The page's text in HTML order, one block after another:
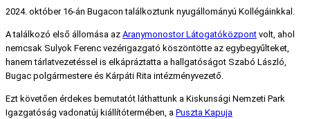
2024. október 16-án Bugacon találkoztunk nyugállományú Kollégáinkkal.
A találkozó első állomása az Aranymonostor Látogatóközpont volt, ahol
nemcsak Sulyok Ferenc vezérigazgató köszöntötte az egybegyűlteket,
hanem tárlatvezetéssel is elkápráztatta a hallgatóságot Szabó László,
Bugac polgármestere és Kárpáti Rita intézményvezető.
Ezt követően érdekes bemutatót láthattunk a Kiskunsági Nemzeti Park
Igazgatóság vadonatúj kiállítótermében, a Puszta Kapuja